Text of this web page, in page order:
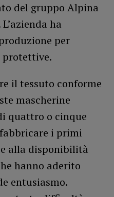
del gruppo Alpina
ha
per
protettive.
il tessuto conforme
mascherine
quattro o cinque
i primi
alla disponibilità
hanno aderito
entusiasmo.